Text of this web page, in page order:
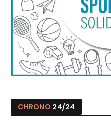
CHRONO 24/24